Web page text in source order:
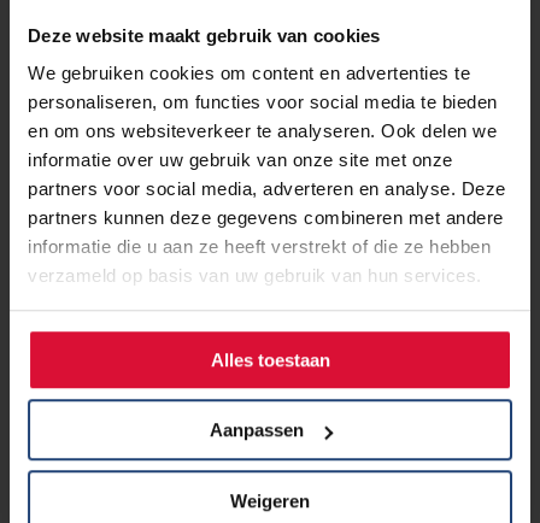
Deze website maakt gebruik van cookies
We gebruiken cookies om content en advertenties te
personaliseren, om functies voor social media te bieden
en om ons websiteverkeer te analyseren. Ook delen we
informatie over uw gebruik van onze site met onze
partners voor social media, adverteren en analyse. Deze
partners kunnen deze gegevens combineren met andere
informatie die u aan ze heeft verstrekt of die ze hebben
verzameld op basis van uw gebruik van hun services.
Alles toestaan
Aanpassen
Weigeren
17 september 2024
Sponsor jij Johan tijdens de Dam
tot Damloop voor Longkanker
Lees verder